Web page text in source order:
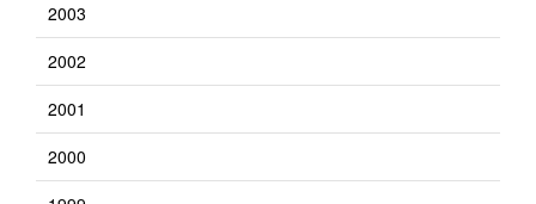
2003
2002
2001
2000